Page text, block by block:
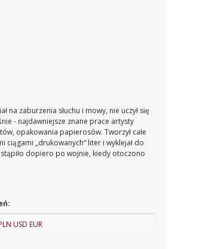
na zaburzenia słuchu i mowy, nie uczył się
- najdawniejsze znane prace artysty
opakowania papierosów. Tworzył całe
„drukowanych“ liter i wyklejał do
dopiero po wojnie, kiedy otoczono
USD EUR